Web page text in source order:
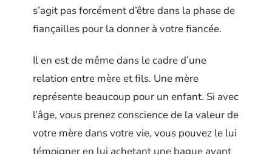
s’agit pas forcément d’être dans la phase de
fiançailles pour la donner à votre fiancée.
Il en est de même dans le cadre d’une
relation entre mère et fils. Une mère
représente beaucoup pour un enfant. Si avec
l’âge, vous prenez conscience de la valeur de
votre mère dans votre vie, vous pouvez le lui